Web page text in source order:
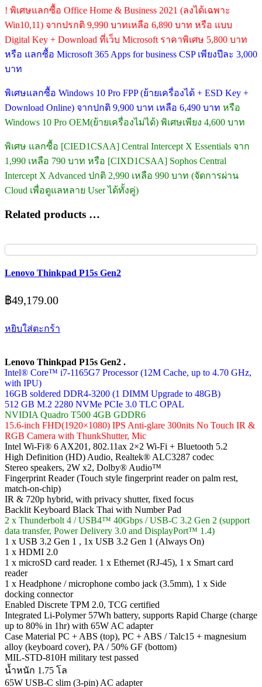
! พิเศษแลกซื้อ Office Home & Business 2021 (ลงได้เฉพาะ
Win10,11) จากปรกติ 9,990 บาทเหลือ 6,890 บาท หรือ แบบ
Digital Key + Download ที่เว็บ Microsoft ราคาพิเศษ 5,800 บาท
หรือ แลกซื้อ Microsoft 365 Apps for business CSP เพียงปีละ 3,000
บาท
พิเศษแลกซื้อ Windows 10 Pro FPP (ย้ายเครื่องได้ + ESD Key +
Download Online) จากปกติ 9,900 บาท เหลือ 6,490 บาท หรือ
Windows 10 Pro OEM(ย้ายเครื่องไม่ได้) พิเศษเพียง 4,600 บาท
พิเศษ แลกซื้อ [CIED1CSAA] Central Intercept X Essentials จาก
1,990 เหลือ 790 บาท หรือ [CIXD1CSAA] Sophos Central
Intercept X Advanced ปกติ 2,990 เหลือ 990 บาท (จัดการผ่าน
Cloud เพื่อดูแลหลาย User ได้ทั้งคู่)
Related products …
Lenovo Thinkpad P15s Gen2
฿49,179.00
หยิบใส่ตะกร้า
Lenovo Thinkpad P15s Gen2 .
Intel® Core™ i7-1165G7 Processor (12M Cache, up to 4.70 GHz,
with IPU)
16GB soldered DDR4-3200 (1 DIMM Upgrade to 48GB)
512 GB M.2 2280 NVMe PCIe 3.0 TLC OPAL
NVIDIA Quadro T500 4GB GDDR6
15.6-inch FHD(1920×1080) IPS Anti-glare 300nits No Touch IR &
RGB Camera with ThunkShutter, Mic
Intel Wi-Fi® 6 AX201, 802.11ax 2×2 Wi-Fi + Bluetooth 5.2
High Definition (HD) Audio, Realtek® ALC3287 codec
Stereo speakers, 2W x2, Dolby® Audio™
Fingerprint Reader (Touch style fingerprint reader on palm rest,
match-on-chip)
IR & 720p hybrid, with privacy shutter, fixed focus
Backlit Keyboard Black Thai with Number Pad
2 x Thunderbolt 4 / USB4™ 40Gbps / USB-C 3.2 Gen 2 (support
data transfer, Power Delivery 3.0 and DisplayPort™ 1.4)
1 x USB 3.2 Gen 1 , 1x USB 3.2 Gen 1 (Always On)
1 x HDMI 2.0
1 x microSD card reader. 1 x Ethernet (RJ-45), 1 x Smart card
reader
1 x Headphone / microphone combo jack (3.5mm), 1 x Side
docking connector
Enabled Discrete TPM 2.0, TCG certified
Integrated Li-Polymer 57Wh battery, supports Rapid Charge (charge
up to 80% in 1hr) with 65W AC adapter
Case Material PC + ABS (top), PC + ABS / Talc15 + magnesium
alloy (keyboard cover), PA / 50% GF (bottom)
MIL-STD-810H military test passed
น้ำหนัก 1.75 โล
65W USB-C slim (3-pin) AC adapter